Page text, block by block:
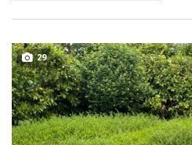
29